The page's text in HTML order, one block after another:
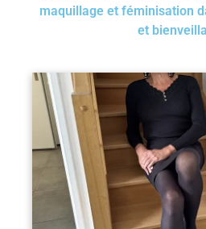
maquillage et féminisation
et